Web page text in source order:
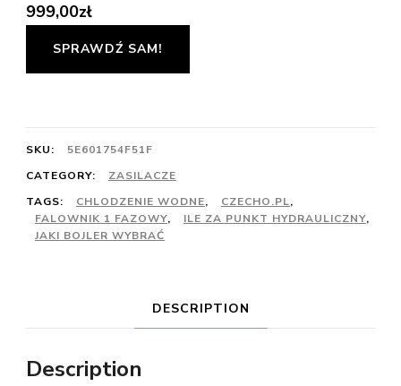
999,00zł
SPRAWDŹ SAM!
SKU:
5E601754F51F
CATEGORY:
ZASILACZE
TAGS:
CHLODZENIE WODNE, CZECHO.PL,
FALOWNIK 1 FAZOWY, ILE ZA PUNKT HYDRAULICZNY,
JAKI BOJLER WYBRAĆ
DESCRIPTION
Description